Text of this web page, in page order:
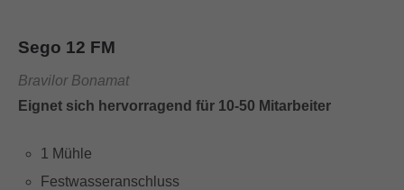
Sego 12 FM
Bravilor Bonamat
Eignet sich hervorragend für 10-50 Mitarbeiter
1 Mühle
Festwasseranschluss